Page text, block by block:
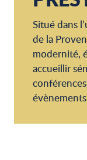
Situé dans
de la
modernité,
accueillir